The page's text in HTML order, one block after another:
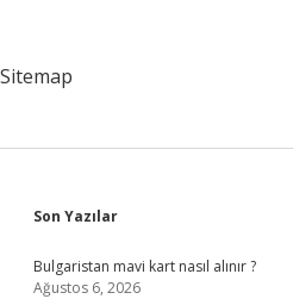
Sitemap
Sidebar
Son Yazılar
Bulgaristan mavi kart nasıl alınır ?
Ağustos 6, 2026